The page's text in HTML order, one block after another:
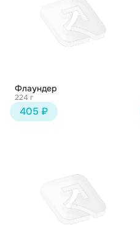
Флаундер
224 г
405 ₽